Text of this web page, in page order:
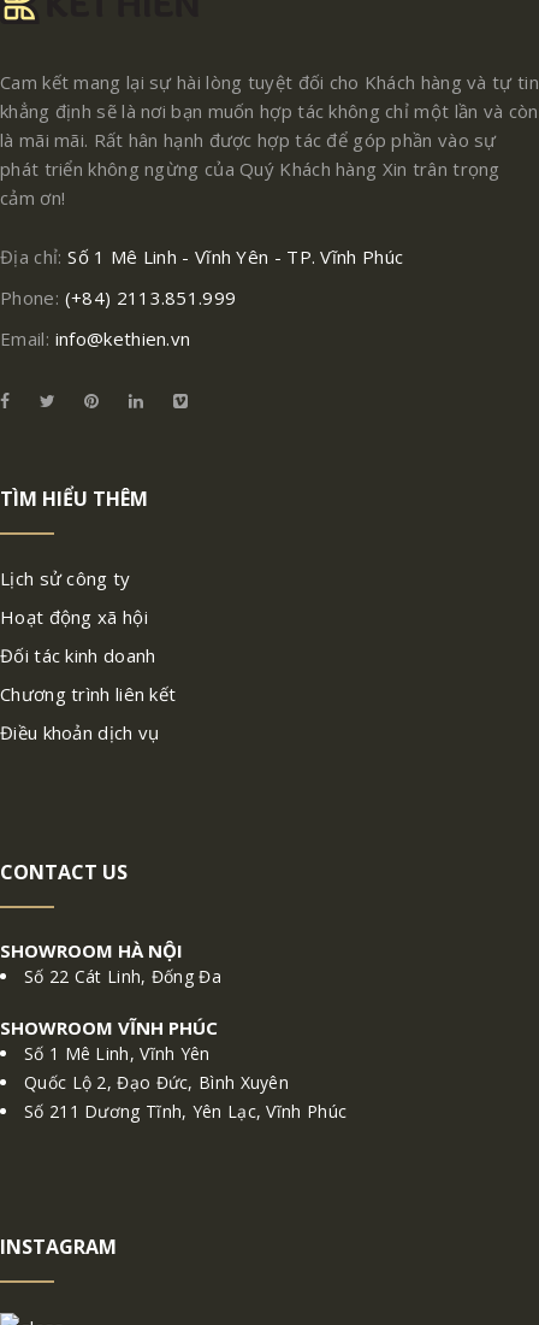
Cam kết mang lại sự hài lòng tuyệt đối cho Khách hàng và tự tin
khẳng định sẽ là nơi bạn muốn hợp tác không chỉ một lần và còn
là mãi mãi. Rất hân hạnh được hợp tác để góp phần vào sự
phát triển không ngừng của Quý Khách hàng Xin trân trọng
cảm ơn!
Địa chỉ: Số 1 Mê Linh - Vĩnh Yên - TP. Vĩnh Phúc
Phone: (+84) 2113.851.999
Email: info@kethien.vn
TÌM HIỂU THÊM
Lịch sử công ty
Hoạt động xã hội
Đối tác kinh doanh
Chương trình liên kết
Điều khoản dịch vụ
CONTACT US
SHOWROOM HÀ NỘI
Số 22 Cát Linh, Đống Đa
SHOWROOM VĨNH PHÚC
Số 1 Mê Linh, Vĩnh Yên
Quốc Lộ 2, Đạo Đức, Bình Xuyên
Số 211 Dương Tĩnh, Yên Lạc, Vĩnh Phúc
INSTAGRAM